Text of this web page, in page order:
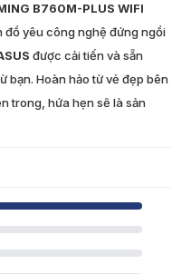
B760M-PLUS WIFI
đồ yêu công nghệ đứng ngồi
được cải tiến và sẵn
bạn. Hoàn hảo từ vẻ đẹp bên
trong, hứa hẹn sẽ là sản